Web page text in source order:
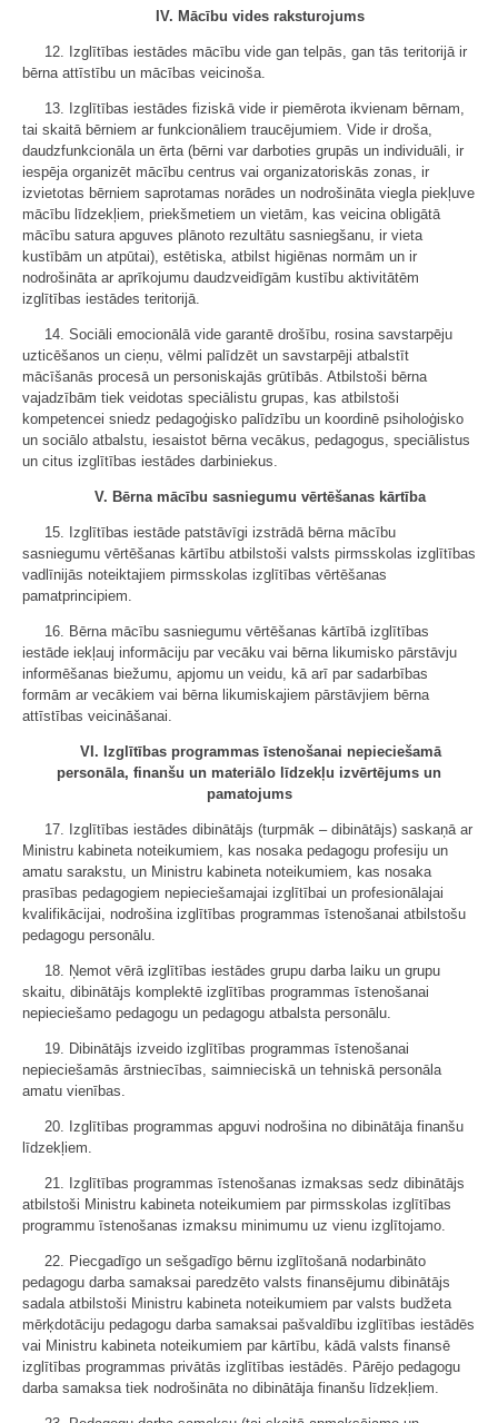
IV. Mācību vides raksturojums
12. Izglītības iestādes mācību vide gan telpās, gan tās teritorijā ir
bērna attīstību un mācības veicinoša.
13. Izglītības iestādes fiziskā vide ir piemērota ikvienam bērnam,
tai skaitā bērniem ar funkcionāliem traucējumiem. Vide ir droša,
daudzfunkcionāla un ērta (bērni var darboties grupās un individuāli, ir
iespēja organizēt mācību centrus vai organizatoriskās zonas, ir
izvietotas bērniem saprotamas norādes un nodrošināta viegla piekļuve
mācību līdzekļiem, priekšmetiem un vietām, kas veicina obligātā
mācību satura apguves plānoto rezultātu sasniegšanu, ir vieta
kustībām un atpūtai), estētiska, atbilst higiēnas normām un ir
nodrošināta ar aprīkojumu daudzveidīgām kustību aktivitātēm
izglītības iestādes teritorijā.
14. Sociāli emocionālā vide garantē drošību, rosina savstarpēju
uzticēšanos un cieņu, vēlmi palīdzēt un savstarpēji atbalstīt
mācīšanās procesā un personiskajās grūtībās. Atbilstoši bērna
vajadzībām tiek veidotas speciālistu grupas, kas atbilstoši
kompetencei sniedz pedagoģisko palīdzību un koordinē psiholoģisko
un sociālo atbalstu, iesaistot bērna vecākus, pedagogus, speciālistus
un citus izglītības iestādes darbiniekus.
V. Bērna mācību sasniegumu vērtēšanas kārtība
15. Izglītības iestāde patstāvīgi izstrādā bērna mācību
sasniegumu vērtēšanas kārtību atbilstoši valsts pirmsskolas izglītības
vadlīnijās noteiktajiem pirmsskolas izglītības vērtēšanas
pamatprincipiem.
16. Bērna mācību sasniegumu vērtēšanas kārtībā izglītības
iestāde iekļauj informāciju par vecāku vai bērna likumisko pārstāvju
informēšanas biežumu, apjomu un veidu, kā arī par sadarbības
formām ar vecākiem vai bērna likumiskajiem pārstāvjiem bērna
attīstības veicināšanai.
VI. Izglītības programmas īstenošanai nepieciešamā
personāla, finanšu un materiālo līdzekļu izvērtējums un
pamatojums
17. Izglītības iestādes dibinātājs (turpmāk – dibinātājs) saskaņā ar
Ministru kabineta noteikumiem, kas nosaka pedagogu profesiju un
amatu sarakstu, un Ministru kabineta noteikumiem, kas nosaka
prasības pedagogiem nepieciešamajai izglītībai un profesionālajai
kvalifikācijai, nodrošina izglītības programmas īstenošanai atbilstošu
pedagogu personālu.
18. Ņemot vērā izglītības iestādes grupu darba laiku un grupu
skaitu, dibinātājs komplektē izglītības programmas īstenošanai
nepieciešamo pedagogu un pedagogu atbalsta personālu.
19. Dibinātājs izveido izglītības programmas īstenošanai
nepieciešamās ārstniecības, saimnieciskā un tehniskā personāla
amatu vienības.
20. Izglītības programmas apguvi nodrošina no dibinātāja finanšu
līdzekļiem.
21. Izglītības programmas īstenošanas izmaksas sedz dibinātājs
atbilstoši Ministru kabineta noteikumiem par pirmsskolas izglītības
programmu īstenošanas izmaksu minimumu uz vienu izglītojamo.
22. Piecgadīgo un sešgadīgo bērnu izglītošanā nodarbināto
pedagogu darba samaksai paredzēto valsts finansējumu dibinātājs
sadala atbilstoši Ministru kabineta noteikumiem par valsts budžeta
mērķdotāciju pedagogu darba samaksai pašvaldību izglītības iestādēs
vai Ministru kabineta noteikumiem par kārtību, kādā valsts finansē
izglītības programmas privātās izglītības iestādēs. Pārējo pedagogu
darba samaksa tiek nodrošināta no dibinātāja finanšu līdzekļiem.